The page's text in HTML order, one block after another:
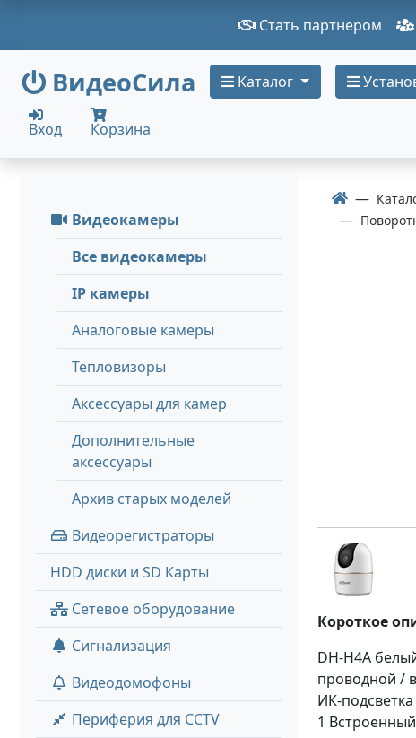
Стать партнером
ВидеоСила Каталог
Вход Корзина
Видеокамеры
Все видеокамеры
IP камеры
Аналоговые камеры
Тепловизоры
Аксессуары для камер
Дополнительные
аксессуары
Архив старых моделей
Видеорегистраторы
HDD диски и SD Карты
Сетевое оборудование
Сигнализация
Видеодомофоны
Периферия для CCTV
Короткое
DH-H4A
проводной /
ИК-
1